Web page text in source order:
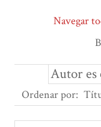
Navegar
Autor es
Ordenar por: